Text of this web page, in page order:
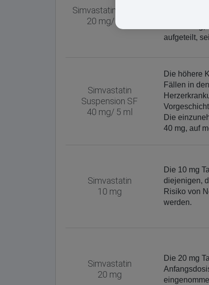
Simvastatin Lösung
20 mg/ 5 ml
aufgeteilt,
Simvastatin
Suspension SF
40 mg/ 5 ml
Die höhere
Fällen in
Die
40 mg, auf
Simvastatin
10 mg
Die 10 mg
diejenigen,
Risiko von
werden.
Simvastatin
20 mg
Die 20 mg